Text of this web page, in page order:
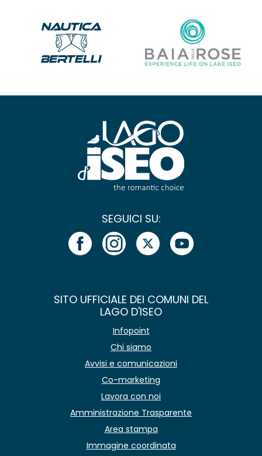
SEGUICI SU:
SITO UFFICIALE DEI COMUNI DEL
LAGO D'ISEO
Infopoint
Chi siamo
Avvisi e comunicazioni
Co-marketing
Lavora con noi
Amministrazione Trasparente
Area stampa
Immagine coordinata